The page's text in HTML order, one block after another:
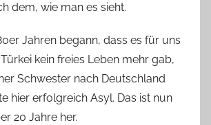
c
dem, wie man es sieht.
Jahren begann, dass es für uns
kein freies Leben mehr gab,
Schwester nach Deutschland
hier erfolgreich Asyl. Das ist nun
20 Jahre her.